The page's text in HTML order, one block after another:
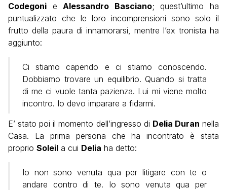
Codegoni e Alessandro Basciano; quest’ultimo ha
puntualizzato che le loro incomprensioni sono solo il
frutto della paura di innamorarsi, mentre l’ex tronista ha
aggiunto:
Ci stiamo capendo e ci stiamo conoscendo.
Dobbiamo trovare un equilibrio. Quando si tratta
di me ci vuole tanta pazienza. Lui mi viene molto
incontro. Io devo imparare a fidarmi.
E’ stato poi il momento dell’ingresso di Delia Duran nella
Casa. La prima persona che ha incontrato è stata
proprio Soleil a cui Delia ha detto:
Io non sono venuta qua per litigare con te o
andare contro di te. Io sono venuta qua per